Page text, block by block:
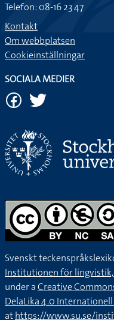
Telefon: 08-16 23 47
Kontakt
Om webbplatsen
Cookieinställningar
SOCIALA MEDIER
Svenskt
Institutionen för
under aCreative
DelaLika 4.0 Internationell
athttps://www.su.se/